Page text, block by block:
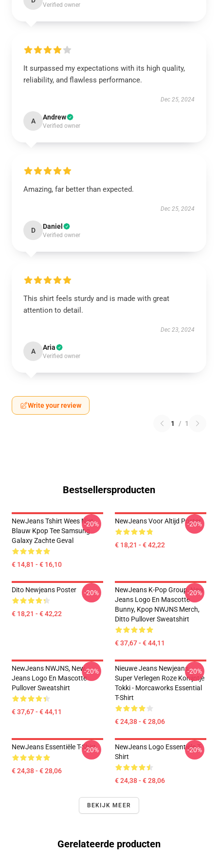
Verified owner
It surpassed my expectations with its high quality,
reliability, and flawless performance.
Dec 25, 2024
A Andrew
Verified owner
Amazing, far better than expected.
Dec 25, 2024
D Daniel
Verified owner
This shirt feels sturdy and is made with great
attention to detail.
Dec 23, 2024
A Aria
Verified owner
Write your review
1 / 1
Bestsellersproducten
NewJeans Tshirt Wees Niet
Blauw Kpop Tee Samsung
Galaxy Zachte Geval
€ 14,81 - € 16,10
-20% NewJeans Voor Altijd Poster
€ 18,21 - € 42,22
-20%
Dito Newjeans Poster
€ 18,21 - € 42,22
-20%
NewJeans K-Pop Group, New
Jeans Logo En Mascotte
Bunny, Kpop NWJNS Merch,
Ditto Pullover Sweatshirt
€ 37,67 - € 44,11
-20%
NewJeans NWJNS, New
Jeans Logo En Mascotte
Pullover Sweatshirt
€ 37,67 - € 44,11
-20%
Nieuwe Jeans Newjeans
Super Verlegen Roze Konijntje
Tokki - Morcaworks Essential
T-Shirt
€ 24,38 - € 28,06
-20%
NewJeans Essentiële T-Shirt
€ 24,38 - € 28,06
-20%
NewJeans Logo Essentiële T-
Shirt
€ 24,38 - € 28,06
-20%
BEKIJK MEER
Gerelateerde producten